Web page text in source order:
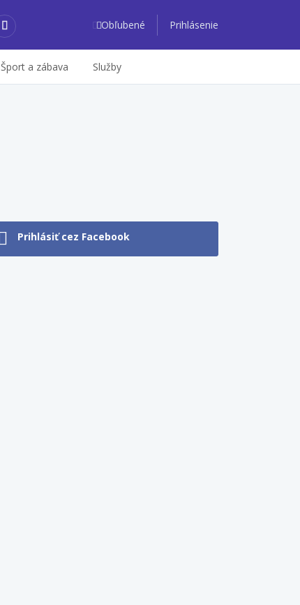
Obľubené Prihlásenie
Šport a zábava Služby
Prihlásiť cez Facebook